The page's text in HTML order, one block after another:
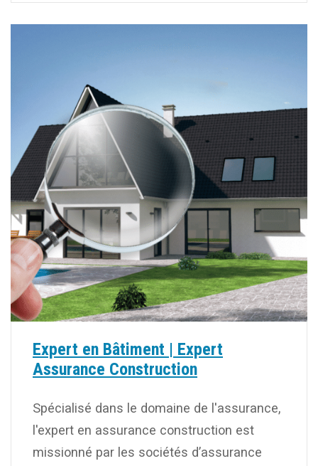
Expert en Bâtiment | Expert
Assurance Construction
Spécialisé dans le domaine de l'assurance,
l'expert en assurance construction est
missionné par les sociétés d’assurance